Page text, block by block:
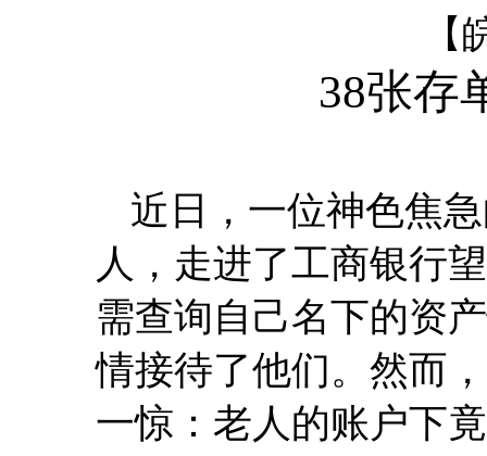
38张存
近日，一位神色焦
人，走进了工商银行
需查询自己名下的资
情接待了他们。然而
一惊：老人的账户下